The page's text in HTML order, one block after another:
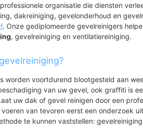
organisatie die diensten
dakreiniging, gevelonderhoud en
. Onze gediplomeerde gevelreinigers
, gevelreiniging en ventilatiereiniging.
worden voortdurend blootgesteld aan
van uw gevel, ook graffiti is
uw dak of gevel reinigen door een
van tevoren eerst een onderzoek
te kunnen vaststellen: